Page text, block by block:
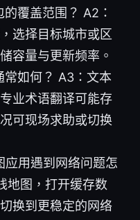
覆盖范围？ A2：
选择目标城市或区
容量与更新频率。
常如何？ A3：文本
业术语翻译可能存
可现场求助或切换
用遇到网络问题怎
地图，打开缓存数
换到更稳定的网络